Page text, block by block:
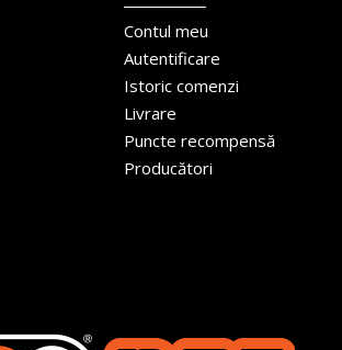
Contul meu
Autentificare
Istoric comenzi
Livrare
Puncte recompensă
Producători